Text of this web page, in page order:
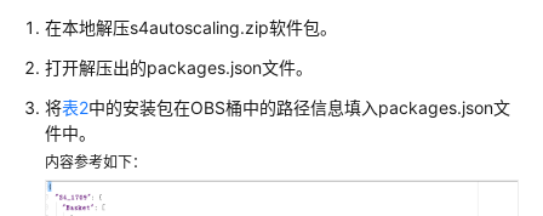
缩
用
户
指
南
简
介
在本地解压s4autoscaling.zip软件包。
打开解压出的packages.json文件。
将表2中的安装包在OBS桶中的路径信息填入packages.json文
件中。
内容参考如下：